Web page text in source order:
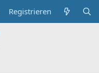
Registrieren